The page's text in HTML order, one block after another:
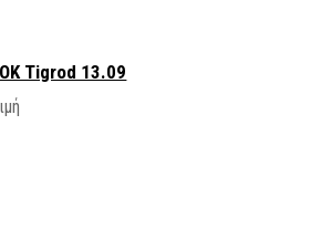
Tigrod 13.09